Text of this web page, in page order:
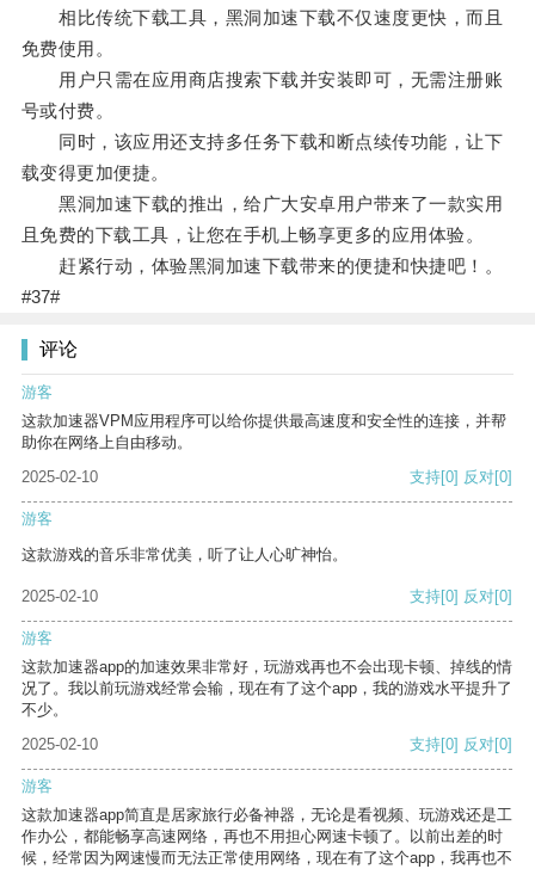
相比传统下载工具，黑洞加速下载不仅速度更快，而且
免费使用。
用户只需在应用商店搜索下载并安装即可，无需注册账
号或付费。
同时，该应用还支持多任务下载和断点续传功能，让下
载变得更加便捷。
黑洞加速下载的推出，给广大安卓用户带来了一款实用
且免费的下载工具，让您在手机上畅享更多的应用体验。
赶紧行动，体验黑洞加速下载带来的便捷和快捷吧！。
#37#
评论
游客
这款加速器VPM应用程序可以给你提供最高速度和安全性的连接，并帮
助你在网络上自由移动。
2025-02-10
支持[0] 反对[0]
游客
这款游戏的音乐非常优美，听了让人心旷神怡。
2025-02-10 支持[0] 反对[0]
游客
这款加速器app的加速效果非常好，玩游戏再也不会出现卡顿、掉线的情
况了。我以前玩游戏经常会输，现在有了这个app，我的游戏水平提升了
不少。
2025-02-10
支持[0] 反对[0]
游客
这款加速器app简直是居家旅行必备神器，无论是看视频、玩游戏还是工
作办公，都能畅享高速网络，再也不用担心网速卡顿了。以前出差的时
候，经常因为网速慢而无法正常使用网络，现在有了这个app，我再也不